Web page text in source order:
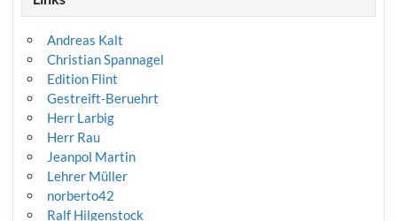
Andreas Kalt
Christian Spannagel
Edition Flint
Gestreift-Beruehrt
Herr Larbig
Herr Rau
Jeanpol Martin
Lehrer Müller
norberto42
Ralf Hilgenstock